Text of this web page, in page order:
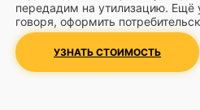
передадим на утилизацию. Ещё
говоря, оформить
УЗНАТЬ СТОИМОСТЬ